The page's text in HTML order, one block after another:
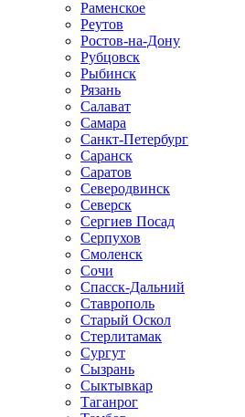
Раменское
Реутов
Ростов-на-Дону
Рубцовск
Рыбинск
Рязань
Салават
Самара
Санкт-Петербург
Саранск
Саратов
Северодвинск
Северск
Сергиев Посад
Серпухов
Смоленск
Сочи
Спасск-Дальний
Ставрополь
Старый Оскол
Стерлитамак
Сургут
Сызрань
Сыктывкар
Таганрог